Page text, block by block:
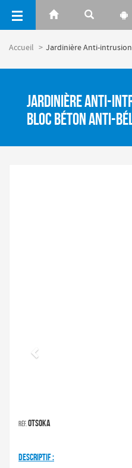
Accueil Jardinière Anti-
Jardinière Anti-
Bloc béton anti-
Réf. OTSOKA
DESCRIPTIF :